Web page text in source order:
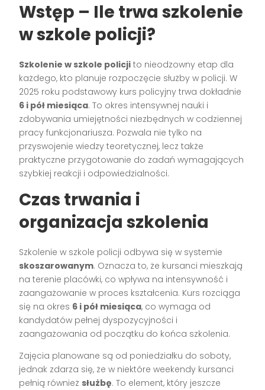
Wstęp – Ile trwa szkolenie
w szkole policji?
Szkolenie w szkole policji to nieodzowny etap dla
każdego, kto planuje rozpoczęcie służby w policji. W
2025 roku podstawowy kurs policyjny trwa dokładnie
6 i pół miesiąca. To okres intensywnej nauki i
zdobywania umiejętności niezbędnych w codziennej
pracy funkcjonariusza. Pozwala nie tylko na
przyswojenie wiedzy teoretycznej, lecz także
praktyczne przygotowanie do zadań wymagających
szybkiej reakcji i odpowiedzialności.
Czas trwania i
organizacja szkolenia
Szkolenie w szkole policji odbywa się w systemie
skoszarowanym. Oznacza to, że kursanci mieszkają
na terenie placówki, co wpływa na intensywność i
zaangażowanie w proces kształcenia. Kurs rozciąga
się na okres 6 i pół miesiąca, co wymaga od
kandydatów pełnej dyspozycyjności i
zaangażowania od początku do końca szkolenia.
Zajęcia planowane są od poniedziałku do soboty,
jednak zdarza się, że w niektóre weekendy kursanci
pełnią również służbę. To element, który jeszcze